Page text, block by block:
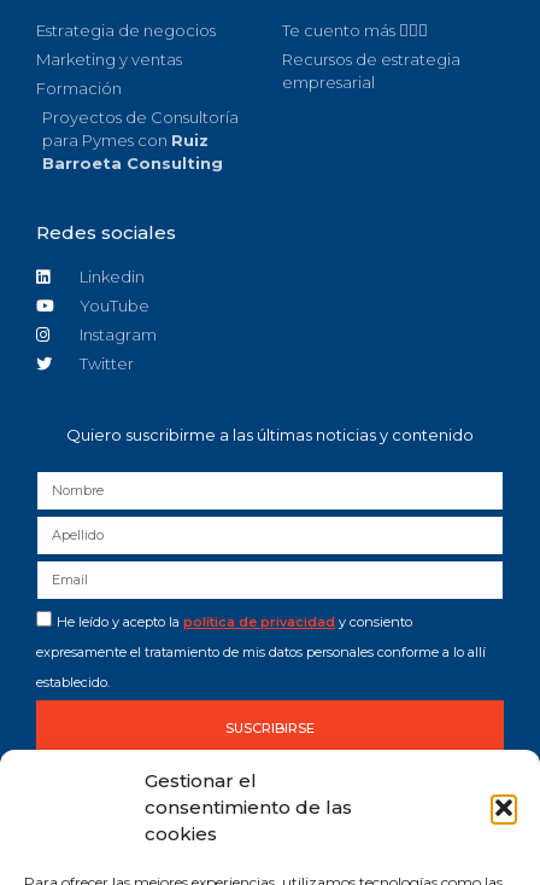
Gestionar el
consentimiento de las
cookies
Estrategia de negocios
Marketing y ventas
Formación
Proyectos de Consultoría
para Pymes con Ruiz
Barroeta Consulting
Te cuento más 🙋🏻‍♀️
Recursos de estrategia
empresarial
Redes sociales
Linkedin
YouTube
Instagram
Twitter
Quiero suscribirme a las últimas noticias y contenido
He leído y acepto la política de privacidad y consiento
expresamente el tratamiento de mis datos personales conforme a lo allí
establecido.
SUSCRIBIRSE